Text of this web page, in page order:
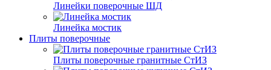
Линейки поверочные ШД
Линейка мостик
Плиты поверочные
Плиты поверочные гранитные СтИЗ